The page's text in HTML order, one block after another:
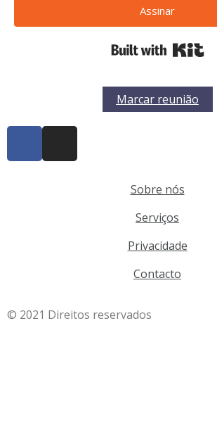
Assinar
Marcar reunião
Sobre nós
Serviços
Privacidade
Contacto
© 2021 Direitos reservados